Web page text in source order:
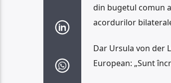
din bugetul comun
acordurilor
Dar Ursula von der
European: „Sunt